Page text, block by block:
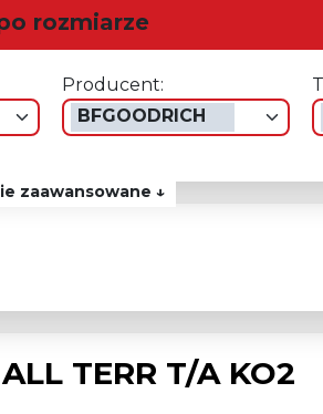
rozmiarze
Producent:
BFGOODRICH
zaawansowane ↓
TERR T/A KO2